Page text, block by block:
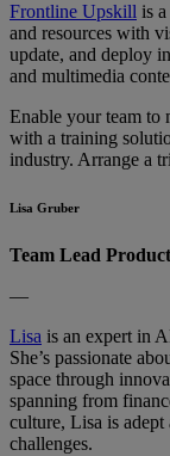
Frontline Upskill is
and resources with
update, and deploy
and multimedia
Enable your team to
with a training
industry. Arrange a
Lisa Gruber
Team Lead
—
Lisa is an expert in
She’s passionate
space through
spanning from
culture, Lisa is
challenges.